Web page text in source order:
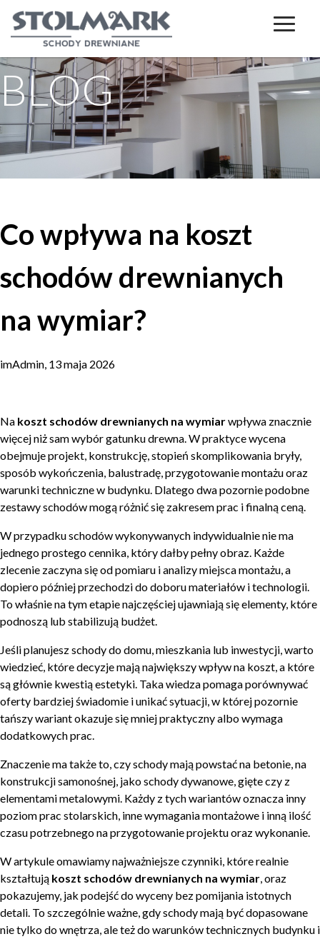
BLOG
Co wpływa na koszt
schodów drewnianych
na wymiar?
imAdmin, 13 maja 2026
Na koszt schodów drewnianych na wymiarwpływa znacznie
więcej niż sam wybór gatunku drewna. W praktyce wycena
obejmuje projekt, konstrukcję, stopień skomplikowania bryły,
sposób wykończenia, balustradę, przygotowanie montażu oraz
warunki techniczne w budynku. Dlatego dwa pozornie podobne
zestawy schodów mogą różnić się zakresem prac i finalną ceną.
W przypadku schodów wykonywanych indywidualnie nie ma
jednego prostego cennika, który dałby pełny obraz. Każde
zlecenie zaczyna się od pomiaru i analizy miejsca montażu, a
dopiero później przechodzi do doboru materiałów i technologii.
To właśnie na tym etapie najczęściej ujawniają się elementy, które
podnoszą lub stabilizują budżet.
Jeśli planujesz schody do domu, mieszkania lub inwestycji, warto
wiedzieć, które decyzje mają największy wpływ na koszt, a które
są głównie kwestią estetyki. Taka wiedza pomaga porównywać
oferty bardziej świadomie i unikać sytuacji, w której pozornie
tańszy wariant okazuje się mniej praktyczny albo wymaga
dodatkowych prac.
Znaczenie ma także to, czy schody mają powstać na betonie, na
konstrukcji samonośnej, jako schody dywanowe, gięte czy z
elementami metalowymi. Każdy z tych wariantów oznacza inny
poziom prac stolarskich, inne wymagania montażowe i inną ilość
czasu potrzebnego na przygotowanie projektu oraz wykonanie.
W artykule omawiamy najważniejsze czynniki, które realnie
kształtują koszt schodów drewnianych na wymiar, oraz
pokazujemy, jak podejść do wyceny bez pomijania istotnych
detali. To szczególnie ważne, gdy schody mają być dopasowane
nie tylko do wnętrza, ale też do warunków technicznych budynku i